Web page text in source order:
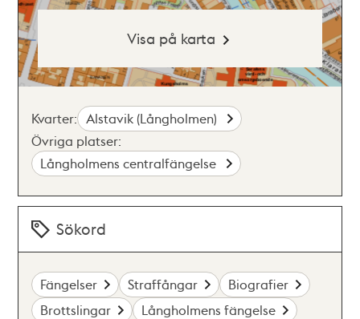
Visa på karta
Kvarter: Alstavik (Långholmen)
Övriga platser:
Långholmens centralfängelse
Sökord
Fängelser Straffångar
Biografier
Brottslingar
Långholmens fängelse